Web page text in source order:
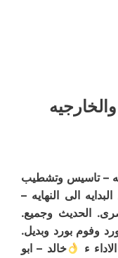
– تاسيس وتشطيب
الى النهايه –
الحديث وجميع.
وفوم بورد وبديل.
ء
خالد – ابو